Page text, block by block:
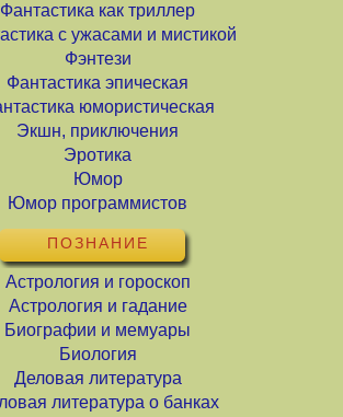
Фантастика как триллер
с ужасами и мистикой
Фэнтези
Фантастика эпическая
юмористическая
Экшн, приключения
Эротика
Юмор
Юмор программистов
ПОЗНАНИЕ
Астрология и гороскоп
Астрология и гадание
Биографии и мемуары
Биология
Деловая литература
литература о банках